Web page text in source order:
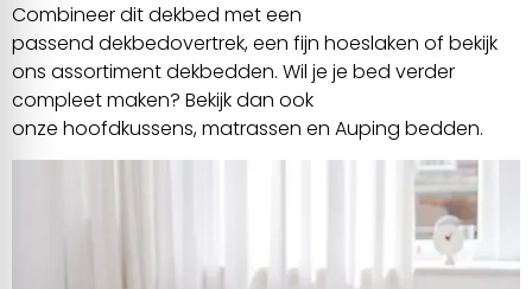
Combineer dit dekbed met een
passend dekbedovertrek, een fijn hoeslaken of bekijk
ons assortiment dekbedden. Wil je je bed verder
compleet maken? Bekijk dan ook
onze hoofdkussens,matrassen en Auping bedden.